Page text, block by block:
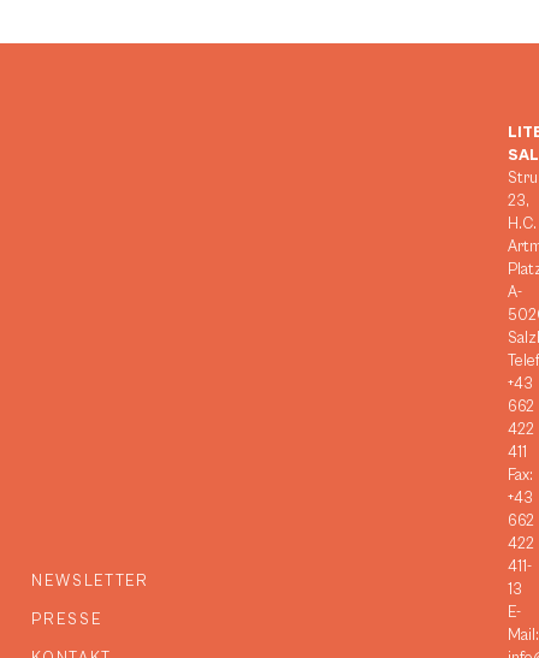
NEWSLETTER
PRESSE
23,
H.C.
A-
+43
662
422
411
Fax:
+43
662
422
411-
13
E-
Mail: